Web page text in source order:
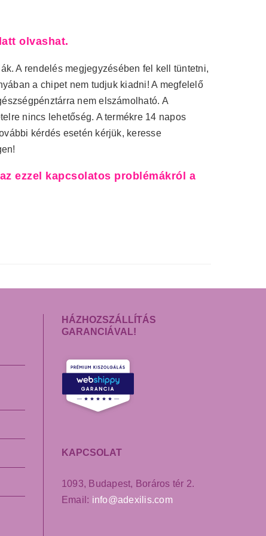
olvashat.
A rendelés megjegyzésében fel kell tüntetni,
a chipet nem tudjuk kiadni! A megfelelő
nem elszámolható. A
nincs lehetőség. A termékre 14 napos
kérdés esetén kérjük, keresse
ezzel kapcsolatos problémákról a
HÁZHOZSZÁLLÍTÁS
GARANCIÁVAL!
KAPCSOLAT
1093, Budapest, Boráros tér 2.
Email: info@adexilis.com